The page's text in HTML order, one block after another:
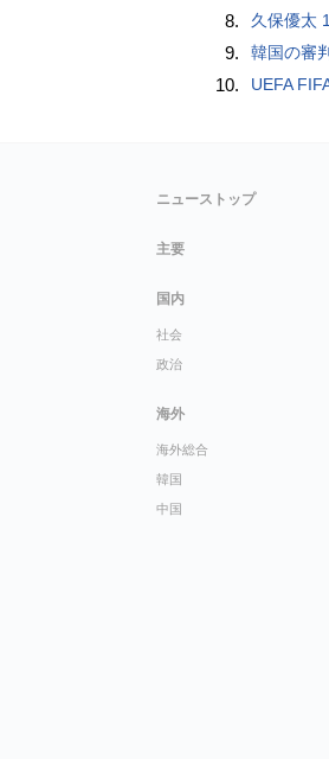
8. 久保優太
9. 韓国の審
10. UEFA
ニューストップ
主要
国内
社会
政治
海外
海外総合
韓国
中国